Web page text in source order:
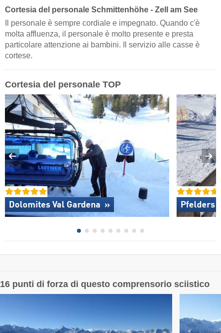
Cortesia del personale Schmittenhöhe - Zell am See
Il personale è sempre cordiale e impegnato. Quando c'è
molta affluenza, il personale è molto presente e presta
particolare attenzione ai bambini. Il servizio alle casse è
cortese.
Cortesia del personale TOP
Dolomites Val Gardena » Pfelders
16 punti di forza di questo comprensorio sciistico